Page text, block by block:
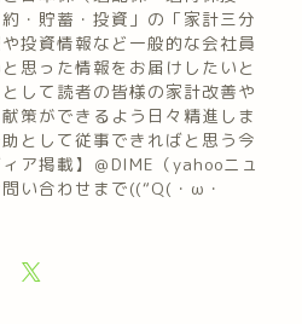
・貯蓄・投資」の「家計三分
投資情報など一般的な会社員
思った情報をお届けしたいと
して読者の皆様の家計改善や
策ができるよう日々精進しま
として従事できればと思う今
ア掲載】＠DIME（yahooニュ
い合わせまで((“Q(・ω・